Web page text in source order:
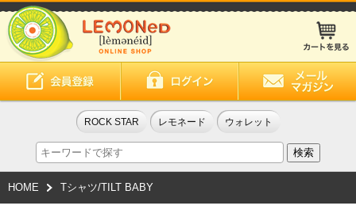
ROCK STAR レモネード ウォレット
HOME Tシャツ/TILT BABY